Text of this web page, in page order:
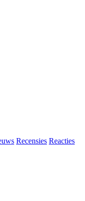
Recensies Reacties